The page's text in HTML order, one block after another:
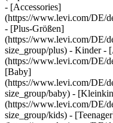
- [Accessories]
(https://www.levi.com/DE/
- [Plus-Größen]
(https://www.levi.com/DE/
size_group/plus) - Kinder -
(https://www.levi.com/DE/
[Baby]
(https://www.levi.com/DE/
size_group/baby) -
(https://www.levi.com/DE/
size_group/kids) -